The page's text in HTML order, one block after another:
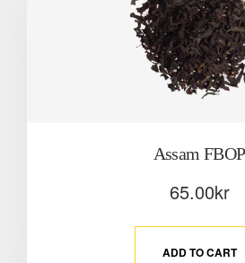
Assam FBOP
65.00kr
ADD TO CART